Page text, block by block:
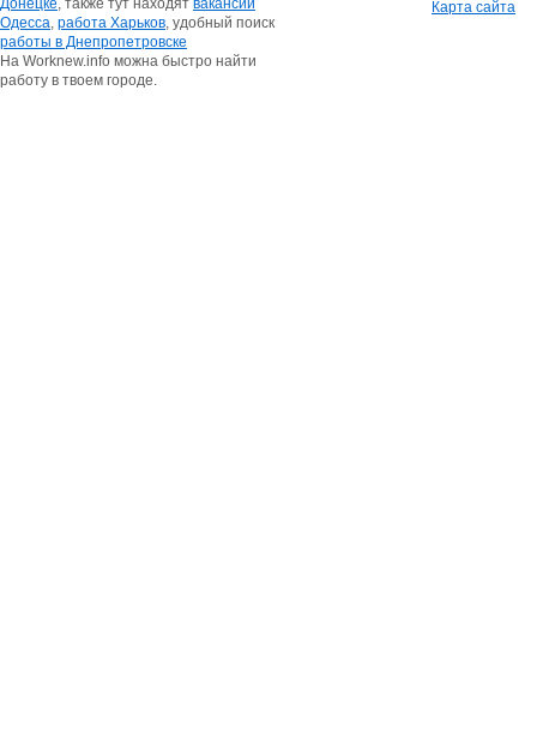
Донецке, также тут находят вакансии
Одесса, работа Харьков, удобный поиск
работы в Днепропетровске
На Worknew.info можна быстро найти
работу в твоем городе.
Карта сайта